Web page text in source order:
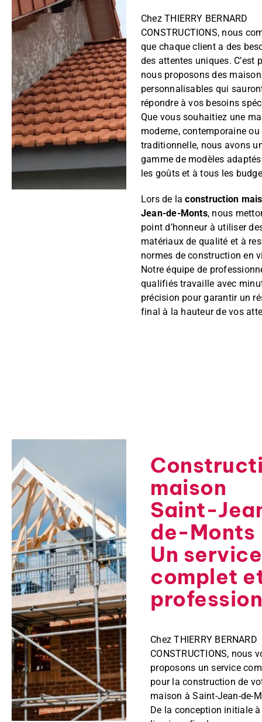
Chez THIERRY BERNARD
CONSTRUCTIONS, nous
que chaque client a des
des attentes uniques. C’est
nous proposons des
personnalisables qui
répondre à vos besoins
Que vous souhaitiez une
moderne, contemporaine ou
traditionnelle, nous avons
gamme de modèles
les goûts et à tous les
Lors de laconstruction
Jean-de-Monts, nous
point d’honneur à utiliser
matériaux de qualité et à
normes de construction en
Notre équipe de
qualifiés travaille avec
précision pour garantir un
final à la hauteur de vos
maison
Saint-
de-Monts
Un service
complet
Chez THIERRY BERNARD
CONSTRUCTIONS, nous
proposons un service
pour la construction de
maison à Saint-Jean-de-
De la conception initiale